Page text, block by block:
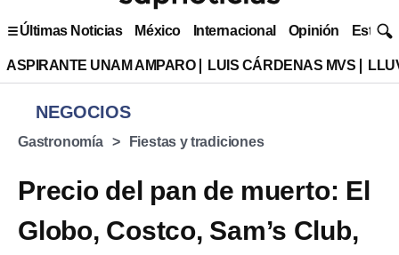
Últimas Noticias México Internacional Opinión Estilo
ASPIRANTE UNAM AMPARO LUIS CÁRDENAS MVS
NEGOCIOS
Gastronomía Fiestas y tradiciones
Precio del pan de muerto: El
Globo, Costco, Sam’s Club,